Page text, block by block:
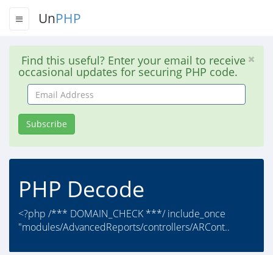
UnPHP
Find this useful? Enter your email to receive
occasional updates for securing PHP code.
Email
Address
Subscribe
PHP Decode
<?php /*** DOMAIN_CHECK ***/ include_once
"modules/AdvancedReports/controllers/ARCont..